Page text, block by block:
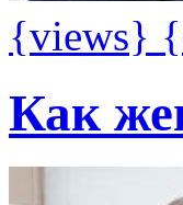
{views}
Как